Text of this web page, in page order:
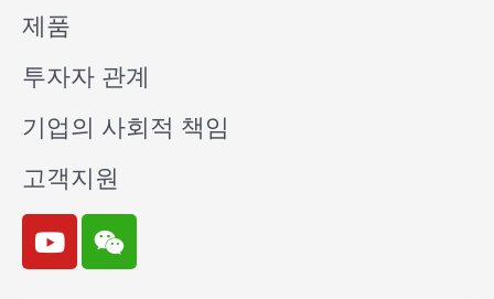
제품
투자자 관계
기업의 사회적 책임
고객지원
Y
o
W
e